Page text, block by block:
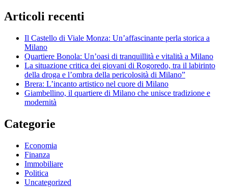
Articoli recenti
Il Castello di Viale Monza: Un’affascinante perla storica a
Milano
Quartiere Bonola: Un’oasi di tranquillità e vitalità a Milano
La situazione critica dei giovani di Rogoredo, tra il labirinto
della droga e l’ombra della pericolosità di Milano”
Brera: L’incanto artistico nel cuore di Milano
Giambellino, il quartiere di Milano che unisce tradizione e
modernità
Categorie
Economia
Finanza
Immobiliare
Politica
Uncategorized